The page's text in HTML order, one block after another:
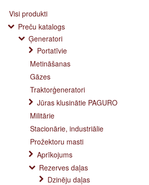
Visi produkti
Preču katalogs
Ģeneratori
Portatīvie
Metināšanas
Gāzes
Traktorģeneratori
Jūras klusinātie PAGURO
Militārie
Stacionārie, industriālie
Prožektoru masti
Aprīkojums
Rezerves daļas
Dzinēju daļas